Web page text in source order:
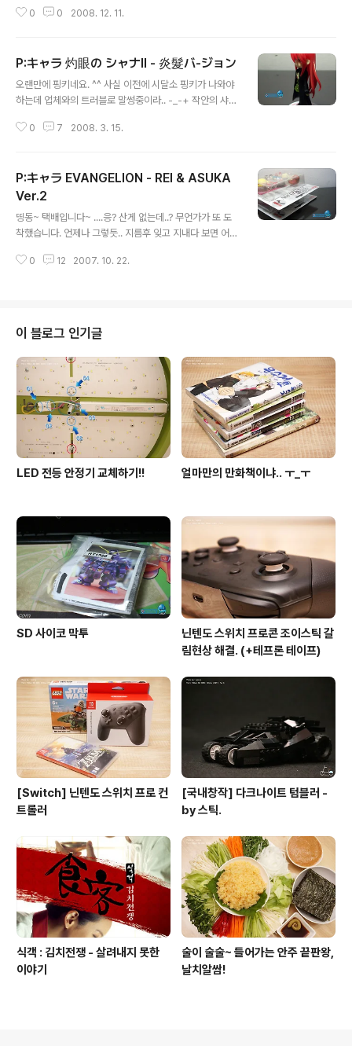
_-; 헤드는 에바핑키 Ver.2 이후로 완전히 2.0으로 굳어진
0 0 2008. 12. 11.
P:キャラ 灼眼の シャナⅡ - 炎髮バ-ジョン
오랜만에 핑키네요. ^^ 사실 이전에 시달소 핑키가 나와야
하는데 업체와의 트러블로 말썽중이라.. -_-+ 작안의 샤나
발버젼의 경우 구하기가 너무나도 힘든지라.. 눔물을 머금
바뀌어 주었으면 하는 소망이 있습니다. 보관하기도 힘들
게... -_-; 구성물들. 단촐하지만 가볍지는 않습니다. ^^ 이
녀석의 가장 큰 특징은 저 머리입니다. 작품상에서 나오는
염발 모습을 형상화시켰다는거죠. 근데 받아보니 이게 그
다. 보기에 따라서는 좀 가벼워 보일수도 있겠지만, 실물은
0 7 2008. 3. 15.
P:キャラ EVANGELION - REI & ASUKA
Ver.2
띵동~ 택배입니다~ ....응? 산게 없는데..? 무언가가 또 도
착했습니다. 언제나 그렇듯.. 지름후 잊고 지내다 보면 어느
핑키중에서 상당히 빠른 발매에 속한다능. 꾸역꾸역 끊임
는 있지만 무시..;;) 먼저 Shoryu Asuka Langley : Sec
ond Children. 왜 아스카가 먼저냐구요? 전 아스카가 더
좋아요. (당당!) 일단 박스가 넓어졌습니다. 보통 핑키 시리
즈의 1.7배(응?)에 달하는 너비.. ㄷㄷㅓ어~ 구성물. 뭔가
많이 들어있습니..
0 12 2007. 10. 22.
이 블로그 인기글
LED 전등 안정기 교체하기!! 얼마만의 만화책이냐.. ㅜ_ㅜ
SD 사이코 막투
닌텐도 스위치 프로콘 조이스틱 갈
림현상 해결. (+테프론 테이프)
[Switch] 닌텐도 스위치 프로 컨
트롤러
[국내창작] 다크나이트 텀블러 -
by 스틱.
식객 : 김치전쟁 - 살려내지 못한
이야기
술이 술술~ 들어가는 안주 끝판왕,
날치알쌈!